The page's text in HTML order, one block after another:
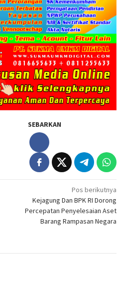
SEBARKAN
Pos berikutnya
Kejagung Dan BPK RI Dorong
Percepatan Penyelesaian Aset
Barang Rampasan Negara